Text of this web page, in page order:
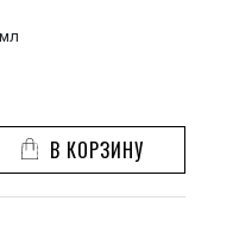
В КОРЗИНУ